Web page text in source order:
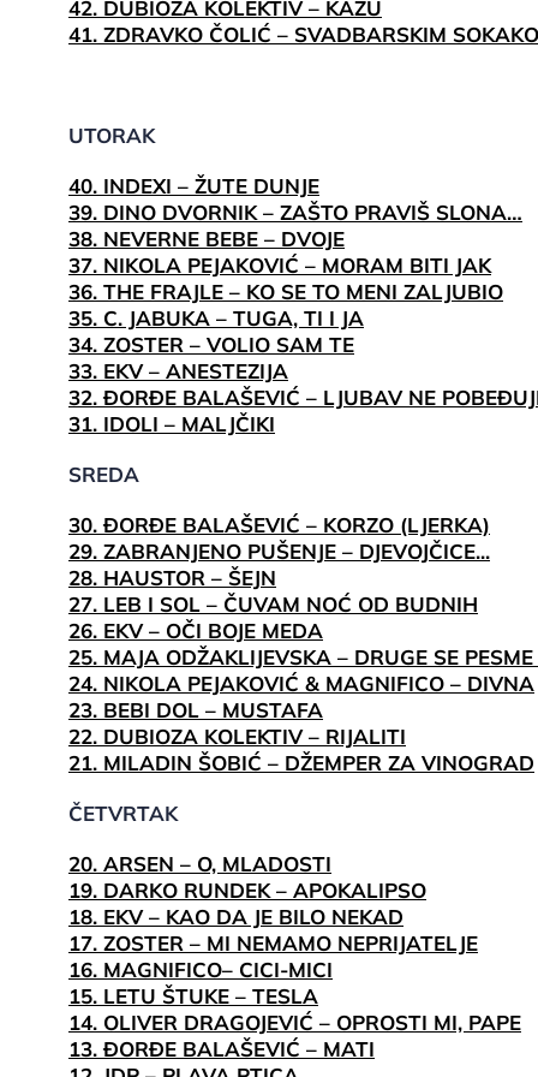
42. DUBIOZA KOLEKTIV – KAŽU
41. ZDRAVKO ČOLIĆ – SVADBARSKIM
UTORAK
40. INDEXI – ŽUTE DUNJE
39. DINO DVORNIK – ZAŠTO PRAVIŠ SLONA…
38. NEVERNE BEBE – DVOJE
37. NIKOLA PEJAKOVIĆ – MORAM BITI JAK
36. THE FRAJLE – KO SE TO MENI ZALJUBIO
35. C. JABUKA – TUGA, TI I JA
34. ZOSTER – VOLIO SAM TE
33. EKV – ANESTEZIJA
32. ĐORĐE BALAŠEVIĆ – LJUBAV NE
31. IDOLI – MALJČIKI
SREDA
30. ĐORĐE BALAŠEVIĆ – KORZO (LJERKA)
29. ZABRANJENO PUŠENJE – DJEVOJČICE...
28. HAUSTOR – ŠEJN
27. LEB I SOL – ČUVAM NOĆ OD BUDNIH
26. EKV – OČI BOJE MEDA
25. MAJA ODŽAKLIJEVSKA – DRUGE SE PESME
24. NIKOLA PEJAKOVIĆ & MAGNIFICO – DIVNA
23. BEBI DOL – MUSTAFA
22. DUBIOZA KOLEKTIV – RIJALITI
21. MILADIN ŠOBIĆ – DŽEMPER ZA VINOGRAD
ČETVRTAK
20. ARSEN – O, MLADOSTI
19. DARKO RUNDEK – APOKALIPSO
18. EKV – KAO DA JE BILO NEKAD
17. ZOSTER – MI NEMAMO NEPRIJATELJE
16. MAGNIFICO– CICI-MICI
15. LETU ŠTUKE – TESLA
14. OLIVER DRAGOJEVIĆ – OPROSTI MI, PAPE
13. ĐORĐE BALAŠEVIĆ – MATI